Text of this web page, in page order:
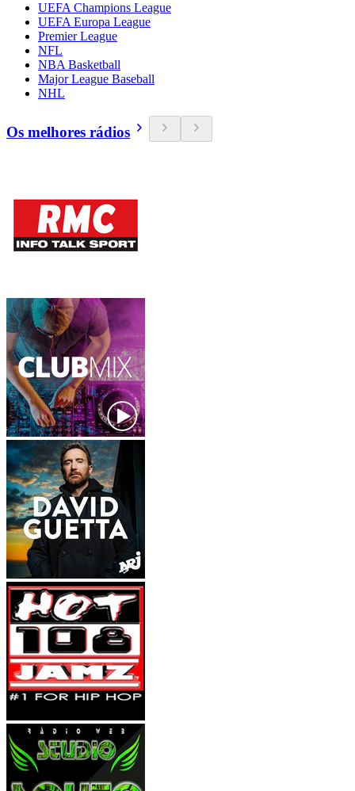
UEFA Champions League
UEFA Europa League
Premier League
NFL
NBA Basketball
Major League Baseball
NHL
Os melhores rádios